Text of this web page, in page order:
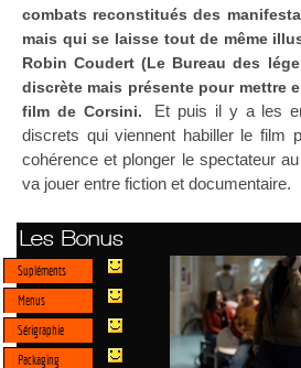
combats reconstitués des
mais qui se laisse tout de même
Robin Coudert (Le Bureau des
discrète mais présente pour mettre
film de Corsini.
Et puis il y a les
discrets qui viennent habiller le film
cohérence et plonger le spectateur
va jouer entre fiction et documentaire.
Les Bonus
Supléments
Menus
Sérigraphie
Packaging